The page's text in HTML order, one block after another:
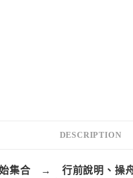
DESCRIPTION
集合 → 行前說明、